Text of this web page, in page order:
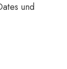
und